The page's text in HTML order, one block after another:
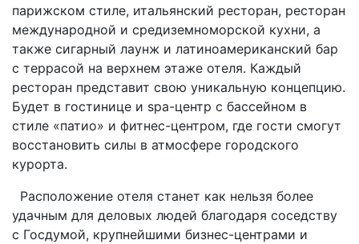
парижском стиле, итальянский ресторан, ресторан
международной и средиземноморской кухни, а
также сигарный лаунж и латиноамериканский бар
с террасой на верхнем этаже отеля. Каждый
ресторан представит свою уникальную концепцию.
Будет в гостинице и spa-центр с бассейном в
стиле «патио» и фитнес-центром, где гости смогут
восстановить силы в атмосфере городского
курорта.
Расположение отеля станет как нельзя более
удачным для деловых людей благодаря соседству
с Госдумой, крупнейшими бизнес-центрами и